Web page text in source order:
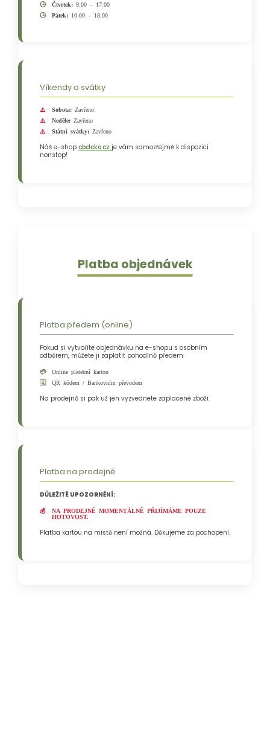
Čtvrtek: 9:00 – 17:00
Pátek: 10:00 – 18:00
Víkendy a svátky
Sobota: Zavřeno
Neděle: Zavřeno
Státní svátky: Zavřeno
Náš e-shop cbdcko.cz je vám samozřejmě k dispozici
nonstop!
Platba objednávek
Platba předem (online)
Pokud si vytvoříte objednávku na e-shopu s osobním
odběrem, můžete ji zaplatit pohodlně předem:
Online platební kartou
QR kódem / Bankovním převodem
Na prodejně si pak už jen vyzvednete zaplacené zboží.
Platba na prodejně
DŮLEŽITÉ UPOZORNĚNÍ:
NA PRODEJNĚ MOMENTÁLNĚ PŘIJÍMÁME POUZE
HOTOVOST.
Platba kartou na místě není možná. Děkujeme za pochopení.